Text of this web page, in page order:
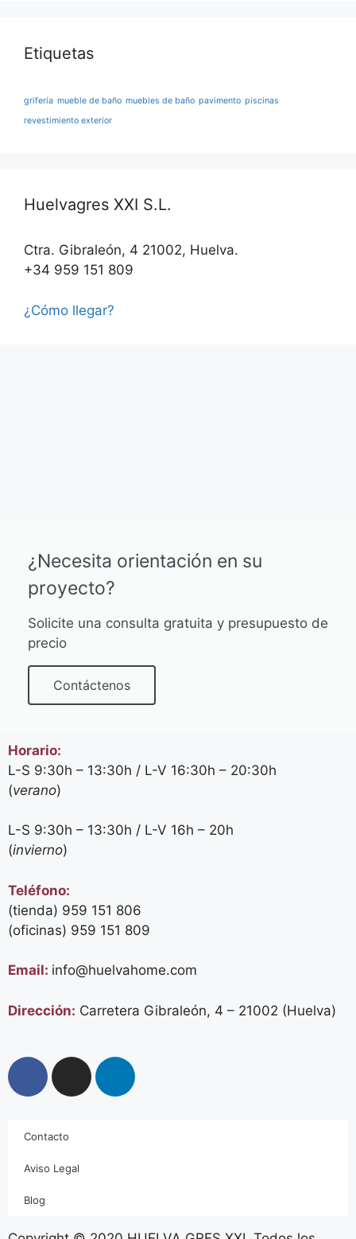
Etiquetas
grifería mueble de baño muebles de baño pavimento piscinas
revestimiento exterior
Huelvagres XXI S.L.
Ctra. Gibraleón, 4 21002, Huelva.
+34 959 151 809
¿Cómo llegar?
¿Necesita orientación en su
proyecto?
Solicite una consulta gratuita y presupuesto de
precio
Contáctenos
Horario:
L-S 9:30h – 13:30h / L-V 16:30h – 20:30h
(verano)
L-S 9:30h – 13:30h / L-V 16h – 20h
(invierno)
Teléfono:
(tienda) 959 151 806
(oficinas) 959 151 809
Email: info@huelvahome.com
Dirección: Carretera Gibraleón, 4 – 21002 (Huelva)
Contacto
Aviso Legal
Blog